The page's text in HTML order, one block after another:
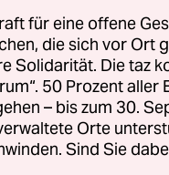
Bewohner
reden wir
Spitzel.“
für eine offene
die sich vor Ort
Solidarität. Die taz
50 Prozent aller
– bis zum 30.
Orte
Sind Sie